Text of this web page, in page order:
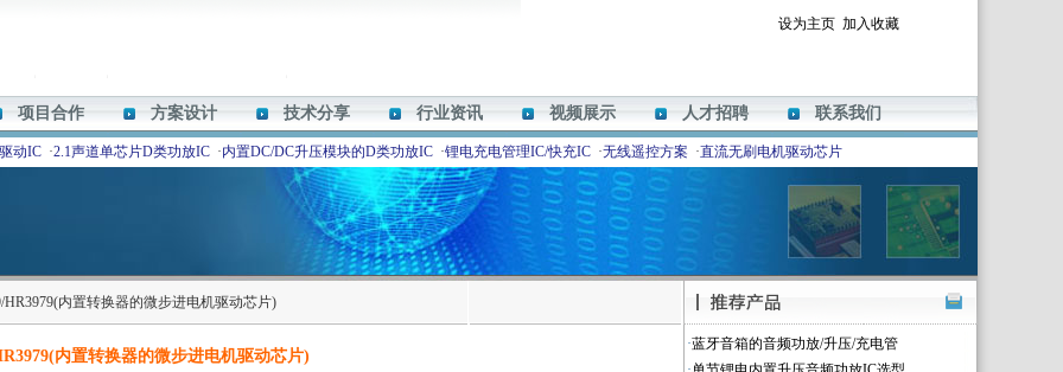
设为主页 加入收藏
项目合作 方案设计 技术分享 行业资讯 视频展示 人才招聘 联系我们
动IC ·2.1声道单芯片D类功放IC ·内置DC/DC升压模块的D类功放IC ·锂电充电管理IC/快充IC ·无线遥控方案 ·直流无刷电机驱动芯片
HR3979(内置转换器的微步进电机驱动芯片)
内置转换器的微步进电机驱动芯片)
·蓝牙音箱的音频功放/升压/充电管